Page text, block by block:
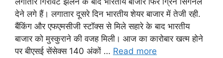
देने लगे हैं। लगातार दूसरे दिन भारतीय शेयर बाजार में तेजी रही.
बैंकिंग और एफएमसीजी स्टॉक्स से मिले सहारे के बाद भारतीय
बाजार को मुस्कुराने की वजह मिली। आज का कारोबार खत्म होने
पर बीएसई सेंसेक्स 140 अंकों … Read more